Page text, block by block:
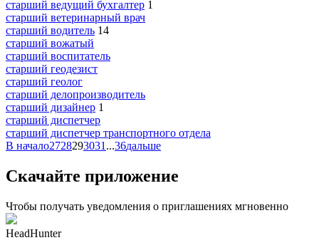
старший ведущий бухгалтер 1
старший ветеринарный врач
старший водитель 14
старший вожатый
старший воспитатель
старший геодезист
старший геолог
старший делопроизводитель
старший дизайнер 1
старший диспетчер
старший диспетчер транспортного отдела
В начало2728293031 ...36дальше
Скачайте приложение
Чтобы получать уведомления о приглашениях мгновенно
HeadHunter